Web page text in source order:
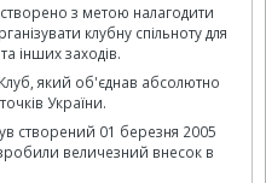
з метою налагодити
клубну спільноту для
інших заходів.
який об'єднав абсолютно
України.
створений 01 березня 2005
величезний внесок в